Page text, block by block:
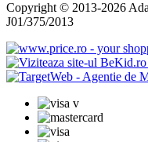
Copyright © 2013-2026
J01/375/2013